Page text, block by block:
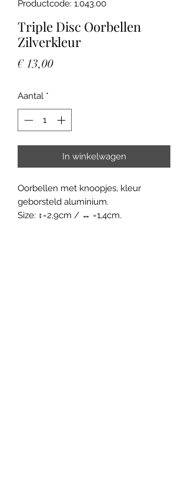
Productcode: 1.043.00
Triple Disc Oorbellen
Zilverkleur
€ 13,00Prijs
Aantal *
In winkelwagen
Oorbellen met knoopjes, kleur
geborsteld aluminium.
Size: ↕=2,9cm / ↔ =1,4cm.